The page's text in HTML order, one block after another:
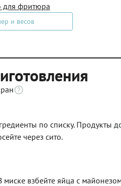
для фритюра
и весов
по списку. Продукты
через сито.
миске взбейте яйца с